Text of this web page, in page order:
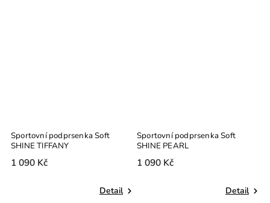
Sportovní podprsenka Soft
SHINE TIFFANY
1 090 Kč
Detail
Sportovní podprsenka Soft
SHINE PEARL
1 090 Kč
Detail